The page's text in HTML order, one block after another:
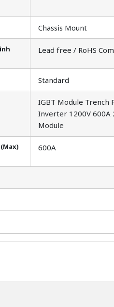
Chassis Mount
Lead free / RoHS
Standard
IGBT Module Trench
Inverter 1200V 600A
Module
600A